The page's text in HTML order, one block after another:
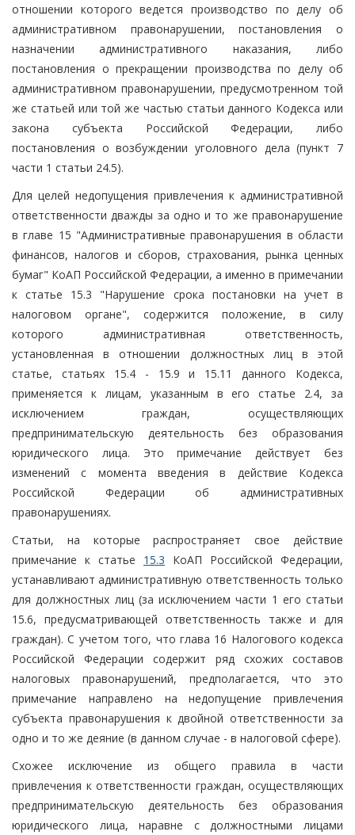
отношении которого ведется производство по делу об
административном правонарушении, постановления о
назначении административного наказания, либо
постановления о прекращении производства по делу об
административном правонарушении, предусмотренном той
же статьей или той же частью статьи данного Кодекса или
закона субъекта Российской Федерации, либо
постановления о возбуждении уголовного дела (пункт 7
части 1 статьи 24.5).
Для целей недопущения привлечения к административной
ответственности дважды за одно и то же правонарушение
в главе 15 "Административные правонарушения в области
финансов, налогов и сборов, страхования, рынка ценных
бумаг" КоАП Российской Федерации, а именно в примечании
к статье 15.3 "Нарушение срока постановки на учет в
налоговом органе", содержится положение, в силу
которого административная ответственность,
установленная в отношении должностных лиц в этой
статье, статьях 15.4 - 15.9 и 15.11 данного Кодекса,
применяется к лицам, указанным в его статье 2.4, за
исключением граждан, осуществляющих
предпринимательскую деятельность без образования
юридического лица. Это примечание действует без
изменений с момента введения в действие Кодекса
Российской Федерации об административных
правонарушениях.
Статьи, на которые распространяет свое действие
примечание к статье 15.3 КоАП Российской Федерации,
устанавливают административную ответственность только
для должностных лиц (за исключением части 1 его статьи
15.6, предусматривающей ответственность также и для
граждан). С учетом того, что глава 16 Налогового кодекса
Российской Федерации содержит ряд схожих составов
налоговых правонарушений, предполагается, что это
примечание направлено на недопущение привлечения
субъекта правонарушения к двойной ответственности за
одно и то же деяние (в данном случае - в налоговой сфере).
Схожее исключение из общего правила в части
привлечения к ответственности граждан, осуществляющих
предпринимательскую деятельность без образования
юридического лица, наравне с должностными лицами